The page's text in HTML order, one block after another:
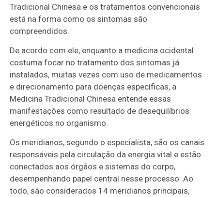
Tradicional Chinesa e os tratamentos convencionais
está na forma como os sintomas são
compreendidos.
De acordo com ele, enquanto a medicina ocidental
costuma focar no tratamento dos sintomas já
instalados, muitas vezes com uso de medicamentos
e direcionamento para doenças específicas, a
Medicina Tradicional Chinesa entende essas
manifestações como resultado de desequilíbrios
energéticos no organismo.
Os meridianos, segundo o especialista, são os canais
responsáveis pela circulação da energia vital e estão
conectados aos órgãos e sistemas do corpo,
desempenhando papel central nesse processo. Ao
todo, são considerados 14 meridianos principais,